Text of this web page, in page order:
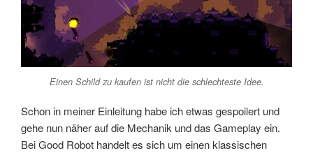
Einen Schild zu kaufen ist nicht die schlechteste Idee.
Schon in meiner Einleitung habe ich etwas gespoilert und
gehe nun näher auf die Mechanik und das Gameplay ein.
Bei Good Robot handelt es sich um einen klassischen